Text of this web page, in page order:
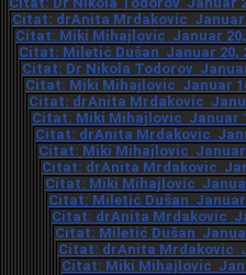
Citat: drAnita Mrdakovic Januar
Citat: Miki Mihajlovic Januar 20,
Citat: Miletić Dušan Januar 20,
Citat: Dr Nikola Todorov Januar
Citat: Miki Mihajlovic Januar
Citat: drAnita Mrdakovic
Citat: Miki Mihajlovic Januar
Citat: drAnita Mrdakovic
Citat: Miki Mihajlovic Januar
Citat: drAnita Mrdakovic
Citat: Miki Mihajlovic Januar
Citat: Miletić Dušan Januar
Citat: drAnita Mrdakovic
Citat: Miletić Dušan Januar
Citat: drAnita Mrdakovic
Citat: Miki Mihajlovic